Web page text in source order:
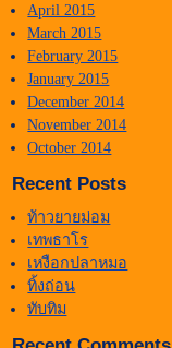
April 2015
March 2015
February 2015
January 2015
December 2014
November 2014
October 2014
Recent Posts
ท้าวยายม่อม
เทพธาโร
เหงือกปลาหมอ
ทิ้งถ่อน
ทับทิม